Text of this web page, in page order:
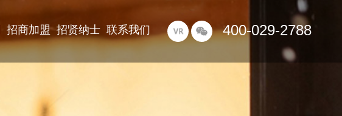
招商加盟 招贤纳士 联系我们 400-029-2788